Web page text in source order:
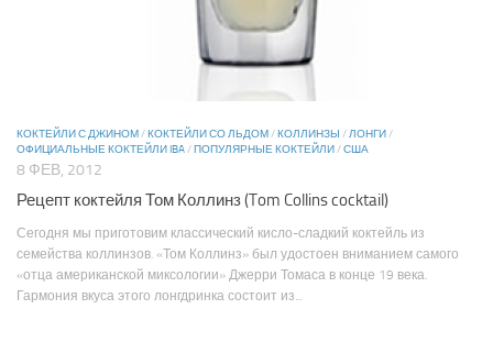
КОКТЕЙЛИ С ДЖИНОМ/КОКТЕЙЛИ СО ЛЬДОМ/КОЛЛИНЗЫ /ЛОНГИ/
ОФИЦИАЛЬНЫЕ КОКТЕЙЛИ IBA/ПОПУЛЯРНЫЕ КОКТЕЙЛИ/США
8 ФЕВ, 2012
Рецепт коктейля Том Коллинз (Tom Collins cocktail)
Сегодня мы приготовим классический кисло-сладкий коктейль из
семейства коллинзов. «Том Коллинз» был удостоен вниманием самого
«отца американской миксологии» Джерри Томаса в конце 19 века.
Гармония вкуса этого лонгдринка состоит из...